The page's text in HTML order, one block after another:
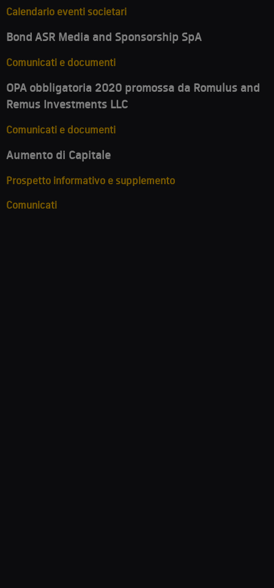
Calendario eventi societari
Bond ASR Media and Sponsorship SpA
Comunicati e documenti
OPA obbligatoria 2020 promossa da Romulus and
Remus Investments LLC
Comunicati e documenti
Aumento di Capitale
Prospetto informativo e supplemento
Comunicati